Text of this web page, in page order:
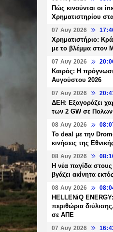
Πώς κινούνται οι
Χρηματιστηρίου
07 Αυγ 2026
Χρηματιστήριο:
με το βλέμμα στον
07 Αυγ 2026
Καιρός: Η
Αυγούστου 2026
07 Αυγ 2026
ΔΕΗ: Εξαγοράζει
των 2 GW σε
08 Αυγ 2026
Το deal με την
κινήσεις της
08 Αυγ 2026
Η νέα παγίδα
βγάζει ακίνητα
08 Αυγ 2026
HELLENiQ
περιθώρια
σε ΑΠΕ
07 Αυγ 2026